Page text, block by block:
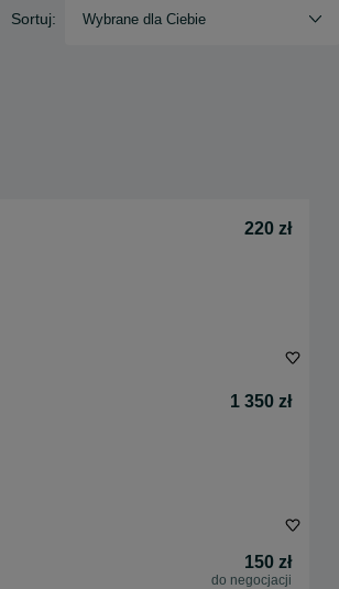
Sortuj: Wybrane dla Ciebie
220 zł
1 350 zł
150 zł
do negocjacji